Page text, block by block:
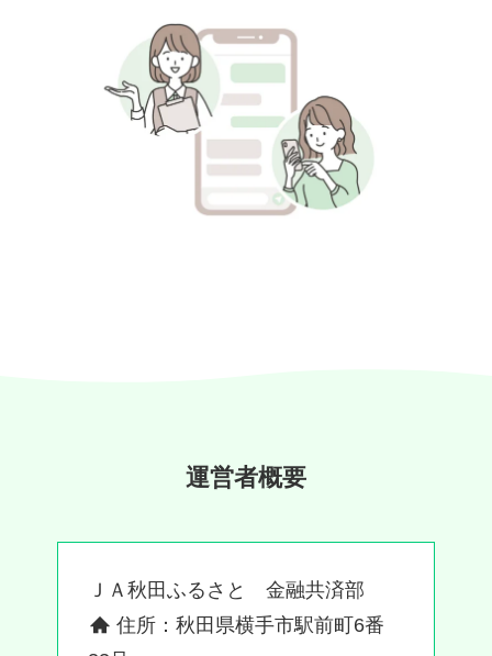
運営者概要
ＪＡ秋田ふるさと 金融共済部
住所：秋田県横手市駅前町6番